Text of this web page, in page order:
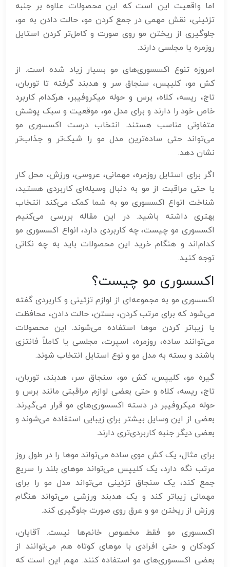
اما واقعیت این است که این محصولات علاوه بر جنبه
تزئینی، نقش مهمی در جمع کردن مو، حالت دادن به مو،
جلوگیری از ریختن مو روی صورت و کامل‌تر کردن استایل
روزمره یا مجلسی دارند.
امروزه تنوع اکسسوری‌های مو بسیار زیاد شده است. از
کش مو، کلیپس، سنجاق سر و هدبند گرفته تا توربان،
تاج، ریسه، کلاه، برس و حوله میکروفیبر، هرکدام کاربرد
خاص خود را دارند و برای مدل مو، موقعیت و سبک پوشش
متفاوتی مناسب هستند. انتخاب درست اکسسوری مو
می‌تواند حتی ساده‌ترین مدل مو را شیک‌تر و جذاب‌تر
نشان دهد.
اگر برای استایل روزمره، مهمانی، عروسی، ورزش، محل کار
یا حتی مراقبت از مو به دنبال وسیله‌ای کاربردی هستید،
شناخت انواع اکسسوری مو به شما کمک می‌کند انتخاب
بهتری داشته باشید. در این مقاله بررسی می‌کنیم
اکسسوری مو چیست، چه کاربردی دارد، انواع اکسسوری مو
کدام‌اند و هنگام خرید این محصولات باید به چه نکاتی
توجه کنید.
اکسسوری مو چیست؟
اکسسوری مو به مجموعه‌ای از لوازم تزئینی و کاربردی گفته
می‌شود که برای مرتب کردن، بستن، حالت دادن، محافظت
یا زیباتر کردن موها استفاده می‌شوند. این محصولات
می‌توانند ساده، روزمره، اسپرت، مجلسی یا کاملاً فانتزی
باشند و بسته به مدل مو و نوع استایل انتخاب شوند.
گیره مو، کلیپس، کش مو، سنجاق سر، هدبند، توربان،
تاج، ریسه، کلاه و حتی بعضی لوازم مراقبتی مانند برس و
حوله میکروفیبر در دسته اکسسوری‌های مو قرار می‌گیرند.
بعضی از این وسایل بیشتر برای زیبایی استفاده می‌شوند و
بعضی دیگر جنبه کاربردی‌تری دارند.
برای مثال، یک کش موی ساده می‌تواند موها را در طول روز
مرتب نگه دارد، یک کلیپس می‌تواند موهای بلند را سریع
جمع کند، یک سنجاق تزئینی می‌تواند مدل مو را برای
مهمانی زیباتر کند و یک هدبند ورزشی می‌تواند هنگام
ورزش از ریختن مو و عرق روی صورت جلوگیری کند.
اکسسوری مو فقط مخصوص خانم‌ها نیست. آقایان،
کودکان و حتی افرادی با موهای کوتاه هم می‌توانند از
بعضی اکسسوری‌های مو استفاده کنند. مهم این است که